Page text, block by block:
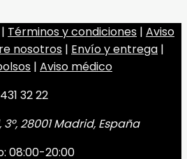
| Términos y condiciones | Aviso
nosotros | Envío y entrega |
| Aviso médico
32 22
28001 Madrid, España
08:00-20:00